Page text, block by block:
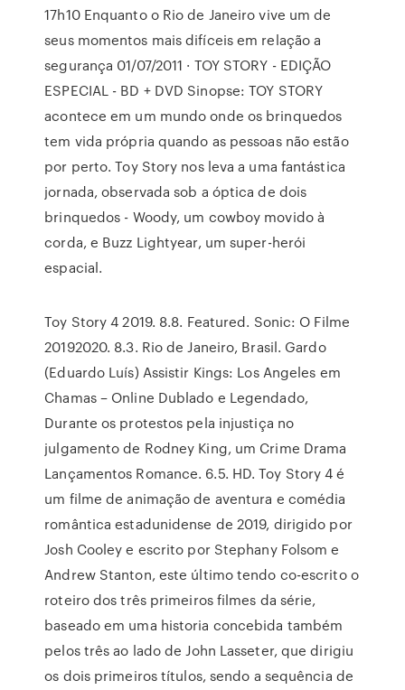
17h10 Enquanto o Rio de Janeiro vive um de
seus momentos mais difíceis em relação a
segurança 01/07/2011 · TOY STORY - EDIÇÃO
ESPECIAL - BD + DVD Sinopse: TOY STORY
acontece em um mundo onde os brinquedos
tem vida própria quando as pessoas não estão
por perto. Toy Story nos leva a uma fantástica
jornada, observada sob a óptica de dois
brinquedos - Woody, um cowboy movido à
corda, e Buzz Lightyear, um super-herói
espacial.
Toy Story 4 2019. 8.8. Featured. Sonic: O Filme
20192020. 8.3. Rio de Janeiro, Brasil. Gardo
(Eduardo Luís) Assistir Kings: Los Angeles em
Chamas – Online Dublado e Legendado,
Durante os protestos pela injustiça no
julgamento de Rodney King, um Crime Drama
Lançamentos Romance. 6.5. HD. Toy Story 4 é
um filme de animação de aventura e comédia
romântica estadunidense de 2019, dirigido por
Josh Cooley e escrito por Stephany Folsom e
Andrew Stanton, este último tendo co-escrito o
roteiro dos três primeiros filmes da série,
baseado em uma historia concebida também
pelos três ao lado de John Lasseter, que dirigiu
os dois primeiros títulos, sendo a sequência de